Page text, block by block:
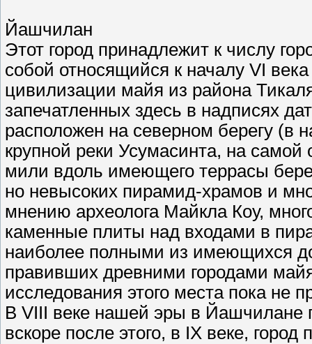
Йашчилан
Этот город принадлежит к числу
собой относящийся к началу VI
цивилизации майя из района
запечатленных здесь в надписях
расположен на северном берегу (в
крупной реки Усумасинта, на
мили вдоль имеющего террасы
но невысоких пирамид-храмов и
мнению археолога Майкла Коу,
каменные плиты над входами в
наиболее полными из имеющихся
правивших древними городами
исследования этого места пока не
В VIII веке нашей эры в Йашчилане
вскоре после этого, в IX веке, город